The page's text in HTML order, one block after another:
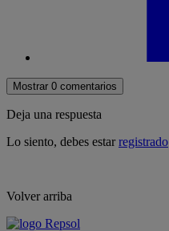
Mostrar 0 comentarios
Deja una respuesta
Lo siento, debes estarregistrado
Volver arriba